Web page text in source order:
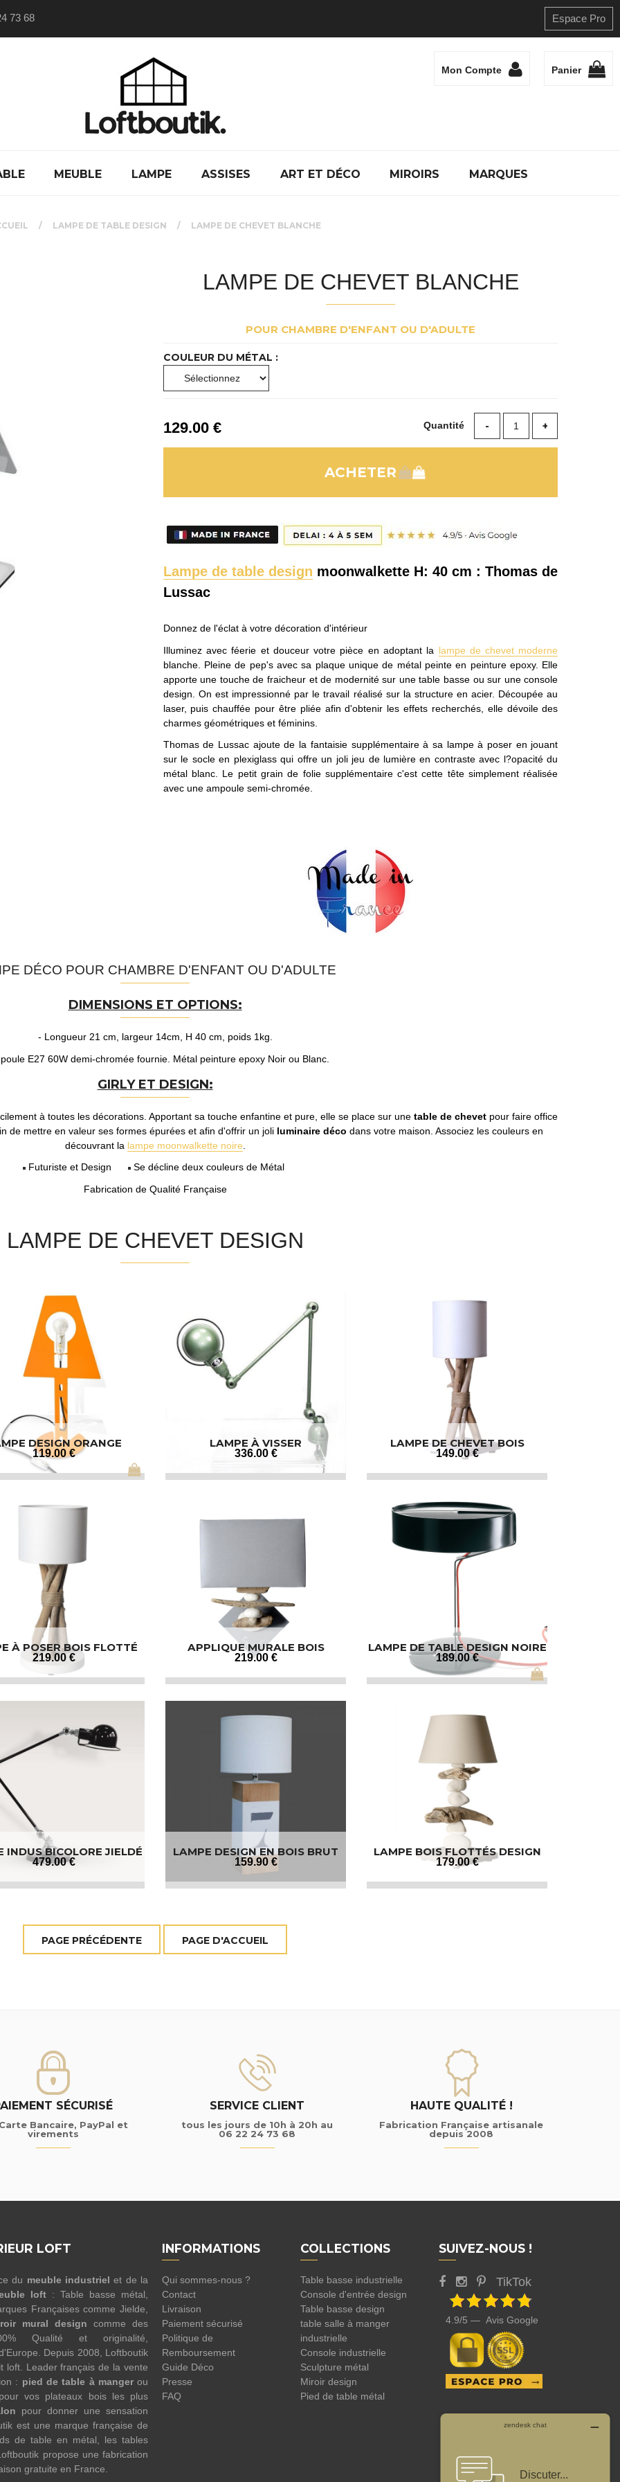
73 68 Espace Pro
Mon Compte Panier
MEUBLE LAMPE ASSISES ART ET DÉCO MIROIRS MARQUES
LAMPE DE TABLE DESIGN LAMPE DE CHEVET BLANCHE
LAMPE DE CHEVET BLANCHE
POUR CHAMBRE D'ENFANT OU D'ADULTE
COULEUR DU MÉTAL :
129.00€ Quantité
Lampe de table design moonwalkette H: 40 cm : Thomas de
Lussac
Donnez de l'éclat à votre décoration d'intérieur
Illuminez avec féerie et douceur votre pièce en adoptant la lampe de chevet moderne
blanche. Pleine de pep's avec sa plaque unique de métal peinte en peinture epoxy. Elle
apporte une touche de fraicheur et de modernité sur une table basse ou sur une console
design. On est impressionné par le travail réalisé sur la structure en acier. Découpée au
laser, puis chauffée pour être pliée afin d'obtenir les effets recherchés, elle dévoile des
charmes géométriques et féminins.
Thomas de Lussac ajoute de la fantaisie supplémentaire à sa lampe à poser en jouant
sur le socle en plexiglass qui offre un joli jeu de lumière en contraste avec l?opacité du
métal blanc. Le petit grain de folie supplémentaire c'est cette tête simplement réalisée
avec une ampoule semi-chromée.
DÉCO POUR CHAMBRE D'ENFANT OU D'ADULTE
DIMENSIONS ET OPTIONS:
- Longueur 21 cm, largeur 14cm, H 40 cm, poids 1kg.
E27 60W demi-chromée fournie. Métal peinture epoxy Noir ou Blanc.
GIRLY ET DESIGN:
à toutes les décorations. Apportant sa touche enfantine et pure, elle se place sur une table de chevet pour faire office
de mettre en valeur ses formes épurées et afin d'offrir un joli luminaire déco dans votre maison. Associez les couleurs en
découvrant la lampe moonwalkette noire
Futuriste et Design
Se décline deux couleurs de Métal
Fabrication de Qualité Française
LAMPE DE CHEVET DESIGN
DESIGN ORANGE
119.00 €
LAMPE À VISSER
336.00 €
LAMPE DE CHEVET BOIS
FLOTTÉ
149.00 €
À POSER BOIS FLOTTÉ
219.00 €
APPLIQUE MURALE BOIS
FLOTTÉ GALETS
219.00 €
LAMPE DE TABLE DESIGN NOIRE
189.00 €
INDUS BICOLORE JIELDÉ
SI333
479.00 €
LAMPE DESIGN EN BOIS BRUT
159.90 €
LAMPE BOIS FLOTTÉS DESIGN
179.00 €
SÉCURISÉ
Bancaire, PayPal et
virements
SERVICE CLIENT
tous les jours de 10h à 20h au
06 22 24 73 68
HAUTE QUALITÉ !
Fabrication Française artisanale
depuis 2008
LOFT
du meuble industriel et de la
loft : Table basse métal,
Françaises comme Jielde,
mural design comme des
Qualité et originalité,
Depuis 2008, Loftboutik
loft. Leader français de la vente
: pied de table à mangerou
vos plateaux bois les plus
pour donner une sensation
est une marque française de
de table en métal, les tables
propose une fabrication
gratuite en France.
INFORMATIONS
Qui sommes-nous ?
Contact
Livraison
Paiement sécurisé
Politique de
Remboursement
Guide Déco
Presse
FAQ
COLLECTIONS
Table basse industrielle
Console d'entrée design
Table basse design
table salle à manger
industrielle
Console industrielle
Sculpture métal
Miroir design
Pied de table métal
SUIVEZ-NOUS !
TikTok
4.9/5 — Avis Google